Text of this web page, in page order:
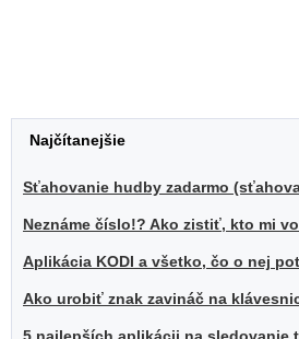
Najčítanejšie
Sťahovanie hudby zadarmo
Neznáme číslo!? Ako zistiť, kto mi
Aplikácia KODI a všetko, čo o nej
Ako urobiť znak zavináč na